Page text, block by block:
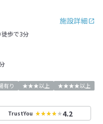
施設詳細
歩で3分
有り ★★★以上
★★★★以上
TrustYou 4.2